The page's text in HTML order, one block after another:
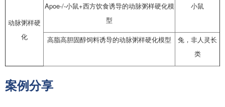
动脉粥样硬
化
Apoe-/-小鼠+西方饮食诱导的动脉粥样硬化模
型
小鼠
高脂高胆固醇饲料诱导的动脉粥样硬化模型
兔，非人灵长
类
案例分享